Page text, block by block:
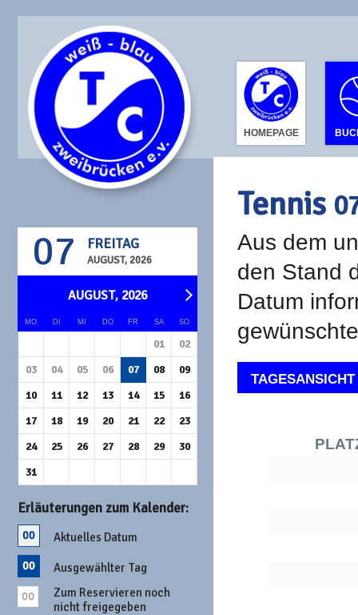
07 FREITAG
AUGUST, 2026
AUGUST, 2026
MO DI MI DO FR SA SO
01
02
03
04 05 06 07 08
09
10
11 12 13 14 15
16
17
18 19 20 21 22
23
24
25 26 27 28 29
30
31
Erläuterungen zum Kalender:
Aktuelles Datum
Ausgewählter Tag
Zum Reservieren noch
nicht freigegeben
HOMEPAGE
Tennis
Aus dem
den Stand
Datum
TAGESANSICHT